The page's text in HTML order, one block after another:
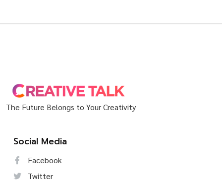
The Future Belongs to Your Creativity
Social Media
Facebook
Twitter